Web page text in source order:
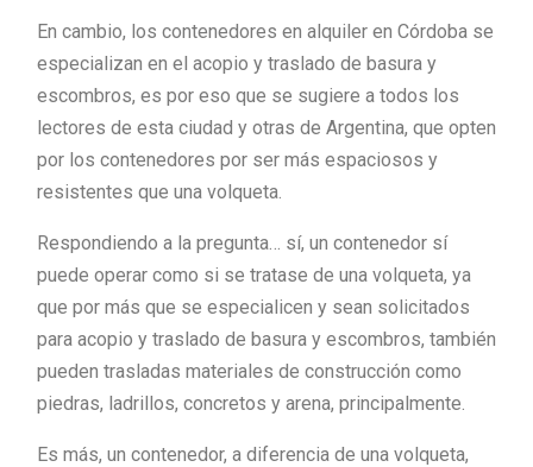
En cambio, los contenedores en alquiler en Córdoba se
especializan en el acopio y traslado de basura y
escombros, es por eso que se sugiere a todos los
lectores de esta ciudad y otras de Argentina, que opten
por los contenedores por ser más espaciosos y
resistentes que una volqueta.
Respondiendo a la pregunta… sí, un contenedor sí
puede operar como si se tratase de una volqueta, ya
que por más que se especialicen y sean solicitados
para acopio y traslado de basura y escombros, también
pueden trasladas materiales de construcción como
piedras, ladrillos, concretos y arena, principalmente.
Es más, un contenedor, a diferencia de una volqueta,